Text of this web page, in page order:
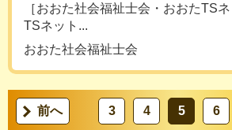
［おおた社会福祉士会・おおたTS
TSネット...
おおた社会福祉士会
前へ 3 4 5 6